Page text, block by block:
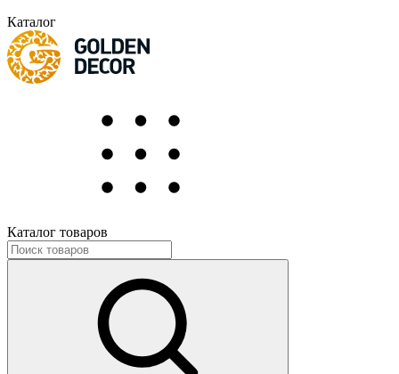
Каталог
Каталог товаров